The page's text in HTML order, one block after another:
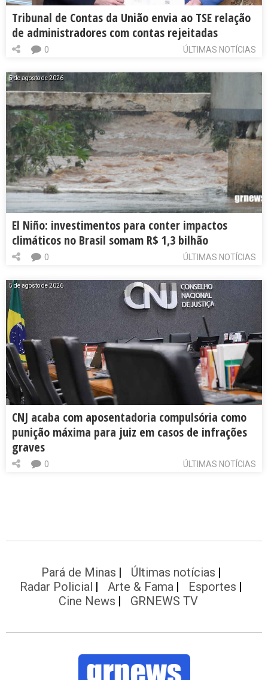
Tribunal de Contas da União envia ao TSE relação
de administradores com contas rejeitadas
ÚLTIMAS NOTÍCIAS
0
5 de agosto de 2026
El Niño: investimentos para conter impactos
climáticos no Brasil somam R$ 1,3 bilhão
ÚLTIMAS NOTÍCIAS
0
5 de agosto de 2026
CNJ acaba com aposentadoria compulsória como
punição máxima para juiz em casos de infrações
graves
ÚLTIMAS NOTÍCIAS
0
Pará de Minas
Últimas notícias
Radar Policial
Arte & Fama
Esportes
Cine News
GRNEWS TV